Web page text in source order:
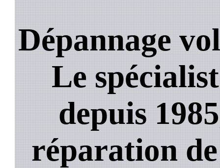
Dépannage
Le
depuis
réparation